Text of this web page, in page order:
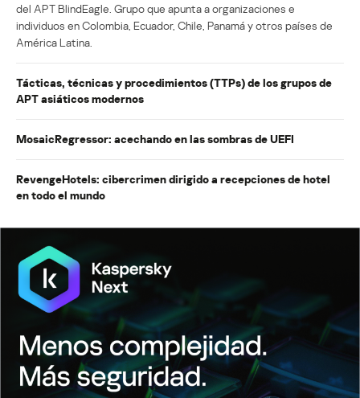
del APT BlindEagle. Grupo que apunta a organizaciones e
individuos en Colombia, Ecuador, Chile, Panamá y otros países de
América Latina.
Tácticas, técnicas y procedimientos (TTPs) de los grupos de
APT asiáticos modernos
MosaicRegressor: acechando en las sombras de UEFI
RevengeHotels: cibercrimen dirigido a recepciones de hotel
en todo el mundo